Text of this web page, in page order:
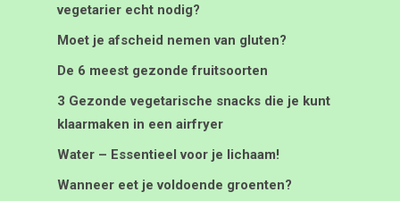
vegetarier echt nodig?
Moet je afscheid nemen van gluten?
De 6 meest gezonde fruitsoorten
3 Gezonde vegetarische snacks die je kunt
klaarmaken in een airfryer
Water – Essentieel voor je lichaam!
Wanneer eet je voldoende groenten?